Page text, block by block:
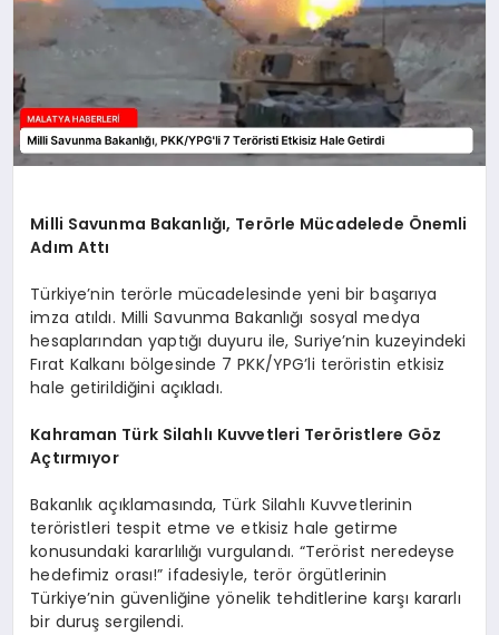
SPOR
TEKNOLOJI
Milli Savunma Bakanlığı, Terörle Mücadelede Önemli
Adım Attı
Türkiye’nin terörle mücadelesinde yeni bir başarıya
imza atıldı. Milli Savunma Bakanlığı sosyal medya
hesaplarından yaptığı duyuru ile, Suriye’nin kuzeyindeki
Fırat Kalkanı bölgesinde 7 PKK/YPG’li teröristin etkisiz
hale getirildiğini açıkladı.
Kahraman Türk Silahlı Kuvvetleri Teröristlere Göz
Açtırmıyor
Bakanlık açıklamasında, Türk Silahlı Kuvvetlerinin
teröristleri tespit etme ve etkisiz hale getirme
konusundaki kararlılığı vurgulandı. “Terörist neredeyse
hedefimiz orası!” ifadesiyle, terör örgütlerinin
Türkiye’nin güvenliğine yönelik tehditlerine karşı kararlı
bir duruş sergilendi.